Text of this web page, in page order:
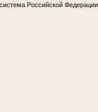
Российской